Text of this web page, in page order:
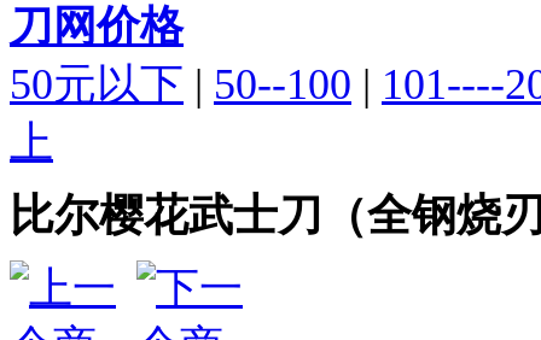
刀网价格
50元以下 | 50--100 | 101----
上
比尔樱花武士刀（全钢烧